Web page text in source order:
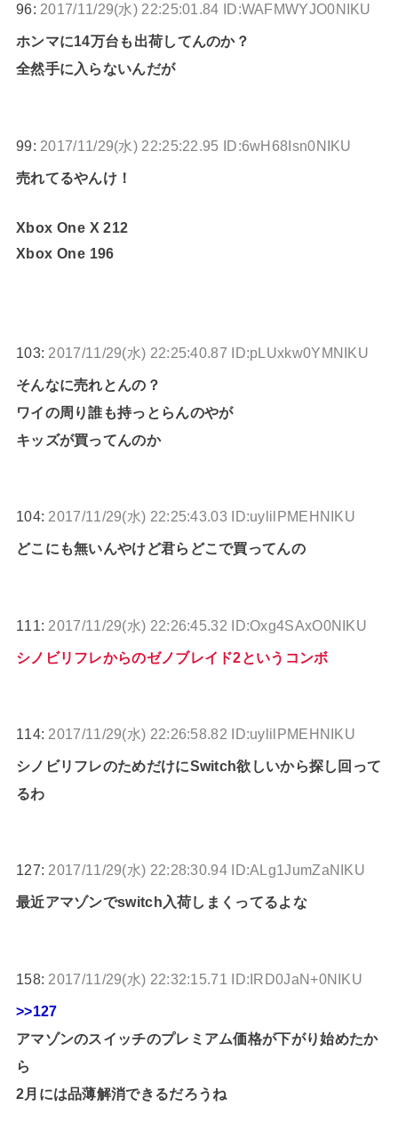
96: 2017/11/29(水) 22:25:01.84 ID:WAFMWYJO0NIKU
ホンマに14万台も出荷してんのか？
全然手に入らないんだが
99: 2017/11/29(水) 22:25:22.95 ID:6wH68Isn0NIKU
売れてるやんけ！
Xbox One X 212
Xbox One 196
103: 2017/11/29(水) 22:25:40.87 ID:pLUxkw0YMNIKU
そんなに売れとんの？
ワイの周り誰も持っとらんのやが
キッズが買ってんのか
104: 2017/11/29(水) 22:25:43.03 ID:uylilPMEHNIKU
どこにも無いんやけど君らどこで買ってんの
111: 2017/11/29(水) 22:26:45.32 ID:Oxg4SAxO0NIKU
シノビリフレからのゼノブレイド2というコンボ
114: 2017/11/29(水) 22:26:58.82 ID:uylilPMEHNIKU
シノビリフレのためだけにSwitch欲しいから探し回って
るわ
127: 2017/11/29(水) 22:28:30.94 ID:ALg1JumZaNIKU
最近アマゾンでswitch入荷しまくってるよな
158: 2017/11/29(水) 22:32:15.71 ID:IRD0JaN+0NIKU
>>127
アマゾンのスイッチのプレミアム価格が下がり始めたか
ら
2月には品薄解消できるだろうね